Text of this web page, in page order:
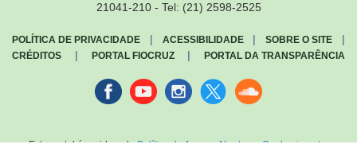
21041-210 - Tel: (21) 2598-2525
POLÍTICA DE PRIVACIDADE | ACESSIBILIDADE | SOBRE O SITE |
CRÉDITOS | PORTAL FIOCRUZ | PORTAL DA TRANSPARÊNCIA
FacebookyoutubeinstagranTwitterSound
cloud